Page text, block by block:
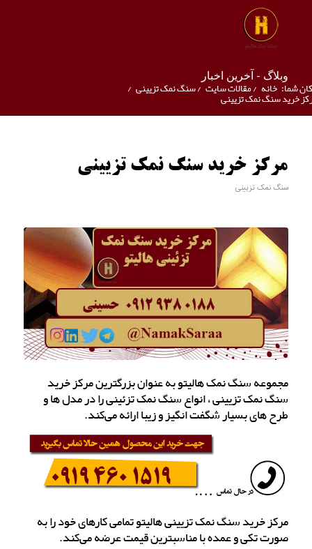
وبلاگ - آخرین اخبار
شما: خانه /مقالات سایت /سنگ نمک تزیینی /
خرید سنگ نمک تزیینی
مرکز خرید سنگ نمک تزیینی
سنگ نمک تزیینی
مجموعه سنگ نمک هالیتو به عنوان بزرگترین مرکز خرید
سنگ نمک تزیینی ، انواع سنگ نمک تزئینی را در مدل ها و
طرح های بسیار شگفت انگیز و زیبا ارائه می‌کند.
مرکز خرید سنگ نمک تزیینی هالیتو تمامی کارهای خود را به
صورت تکی و عمده با مناسبترین قیمت عرضه می‌کند.